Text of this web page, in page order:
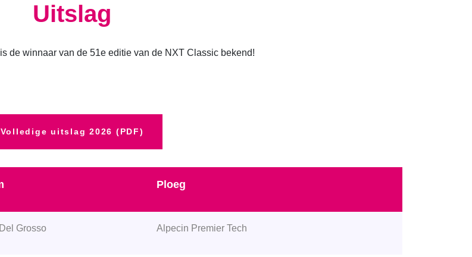
Uitslag
de winnaar van de 51e editie van de NXT Classic bekend!
Volledige uitslag 2026 (PDF)
Ploeg
Grosso Alpecin Premier Tech